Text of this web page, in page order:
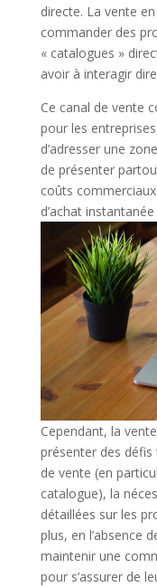
directe. La vente
commander des
« catalogues »
avoir à interagir
Ce canal de vente
pour les
d’adresser une
de présenter
coûts
d’achat
Cependant, la
présenter des défis
de vente (en
catalogue), la
détaillées sur les
plus, en l’absence
maintenir une
pour s’assurer de